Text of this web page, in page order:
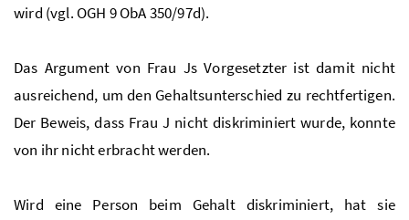
wird (vgl. OGH 9 ObA 350/97d).
Das Argument von Frau Js Vorgesetzter ist damit nicht
ausreichend, um den Gehaltsunterschied zu rechtfertigen.
Der Beweis, dass Frau J nicht diskriminiert wurde, konnte
von ihr nicht erbracht werden.
Wird eine Person beim Gehalt diskriminiert, hat sie